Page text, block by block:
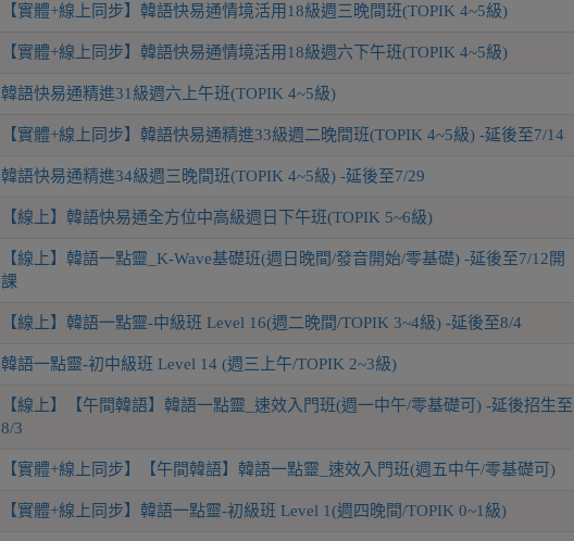
【實體+線上同步】韓語快易通情境活用18級週三晚間班(TOPIK 4~5級)
【實體+線上同步】韓語快易通情境活用18級週六下午班(TOPIK 4~5級)
韓語快易通精進31級週六上午班(TOPIK 4~5級)
【實體+線上同步】韓語快易通精進33級週二晚間班(TOPIK 4~5級) -延後至7/14
韓語快易通精進34級週三晚間班(TOPIK 4~5級) -延後至7/29
【線上】韓語快易通全方位中高級週日下午班(TOPIK 5~6級)
【線上】韓語一點靈_K-Wave基礎班(週日晚間/發音開始/零基礎) -延後至7/12開
課
【線上】韓語一點靈-中級班 Level 16(週二晚間/TOPIK 3~4級) -延後至8/4
韓語一點靈-初中級班 Level 14 (週三上午/TOPIK 2~3級)
【線上】【午間韓語】韓語一點靈_速效入門班(週一中午/零基礎可) -延後招生至
8/3
【實體+線上同步】【午間韓語】韓語一點靈_速效入門班(週五中午/零基礎可)
【實體+線上同步】韓語一點靈-初級班 Level 1(週四晚間/TOPIK 0~1級)